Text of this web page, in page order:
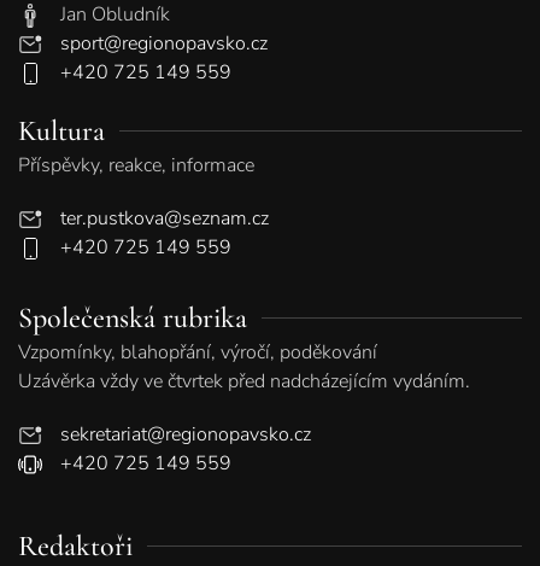
Jan Obludník
sport@regionopavsko.cz
+420 725 149 559
Kultura
Příspěvky, reakce, informace
ter.pustkova@seznam.cz
+420 725 149 559
Společenská rubrika
Vzpomínky, blahopřání, výročí, poděkování
Uzávěrka vždy ve čtvrtek před nadcházejícím vydáním.
sekretariat@regionopavsko.cz
+420 725 149 559
Redaktoři